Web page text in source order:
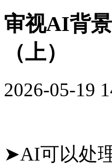
审视AI背
（上）
2026-05-19
➤AI可以处